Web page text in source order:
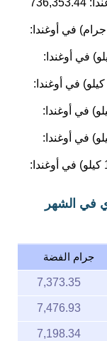
في الشهر
جرام الفضة
7,373.35
7,476.93
7,198.34